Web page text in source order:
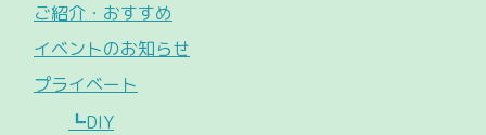
ご紹介・おすすめ
イベントのお知らせ
プライベート
┗DIY